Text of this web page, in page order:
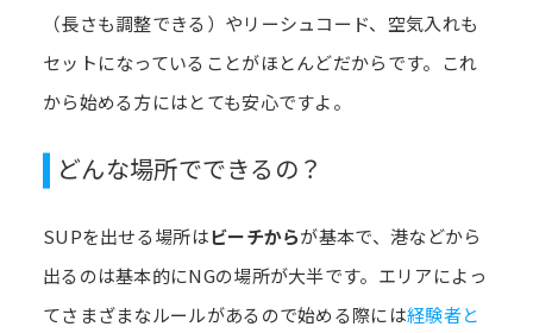
（長さも調整できる）やリーシュコード、空気入れも
セットになっていることがほとんどだからです。これ
から始める方にはとても安心ですよ。
どんな場所でできるの？
SUPを出せる場所はビーチからが基本で、港などから
出るのは基本的にNGの場所が大半です。エリアによっ
てさまざまなルールがあるので始める際には経験者と